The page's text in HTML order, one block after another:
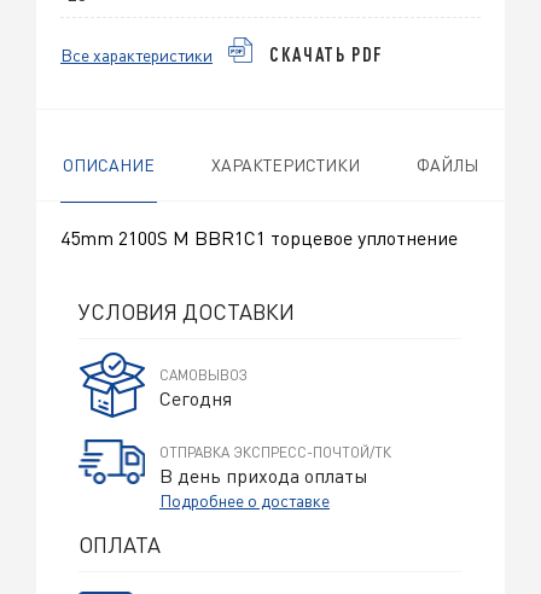
Все характеристики СКАЧАТЬ PDF
ОПИСАНИЕ ХАРАКТЕРИСТИКИ ФАЙЛЫ
45mm 2100S M BBR1C1 торцевое уплотнение
УСЛОВИЯ ДОСТАВКИ
САМОВЫВОЗ
Сегодня
ОТПРАВКА ЭКСПРЕСС-ПОЧТОЙ/ТК
В день прихода оплаты
Подробнее о доставке
ОПЛАТА